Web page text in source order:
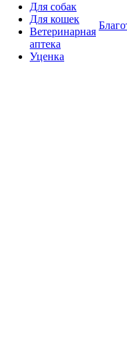
Для собак
Для кошек
Ветеринарная
аптека
Уценка